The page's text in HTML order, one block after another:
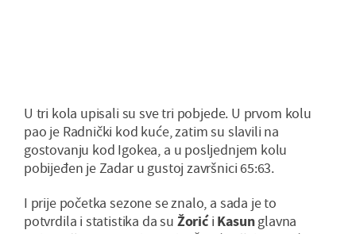
U tri kola upisali su sve tri pobjede. U prvom kolu
pao je Radnički kod kuće, zatim su slavili na
gostovanju kod Igokea, a u posljednjem kolu
pobijeđen je Zadar u gustoj završnici 65:63.
I prije početka sezone se znalo, a sada je to
potvrdila i statistika da su Žorići Kasunglavna